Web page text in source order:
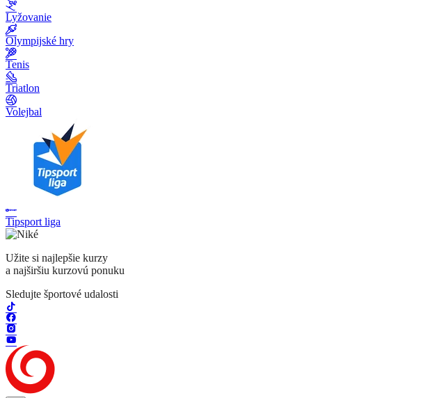
Lyžovanie
Olympijské hry
Tenis
Triatlon
Volejbal
Tipsport liga
Užite si najlepšie kurzy
a najširšiu kurzovú ponuku
Sledujte športové udalosti